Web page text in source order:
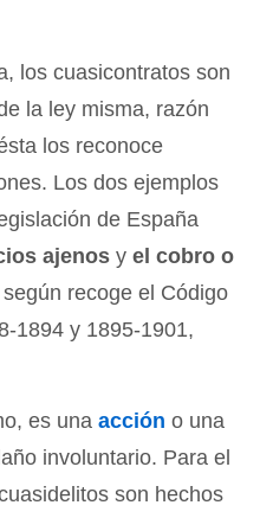
los cuasicontratos son
la ley misma, razón
los reconoce
Los dos ejemplos
de España
ajenos y el cobro o
según recoge el Código
1894 y 1895-1901,
es una acción o una
involuntario. Para el
son hechos